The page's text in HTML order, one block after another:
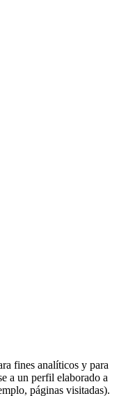
fines analíticos y para
a un perfil elaborado a
páginas visitadas).